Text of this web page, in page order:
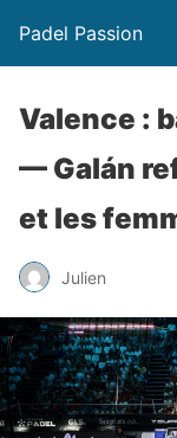
Padel Passion
Valence :
— Galán
et les
Julien